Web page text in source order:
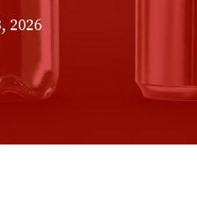
2026